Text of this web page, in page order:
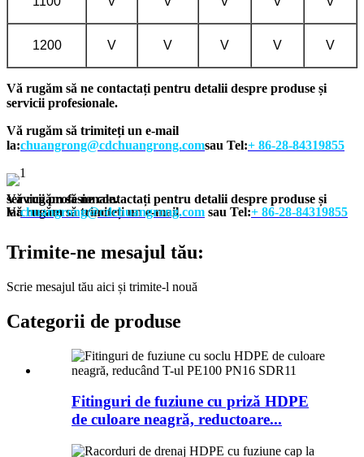
1200 V V V V V
Vă rugăm să ne contactați pentru detalii despre produse și
servicii profesionale.
Vă rugăm să trimiteți un e-mail
la:chuangrong@cdchuangrong.comsau Tel:+ 86-28-84319855
Vă rugăm să ne contactați pentru detalii despre produse și servicii profesionale.
Vă rugăm să trimiteți un e-mail la:chuangrong@cdchuangrong.com sau Tel:+ 86-28-84319855
Trimite-ne mesajul tău:
Scrie mesajul tău aici și trimite-l nouă
Categorii de produse
Fitinguri de fuziune cu priză HDPE
de culoare neagră, reductoare...